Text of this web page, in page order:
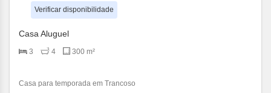
Verificar disponibilidade
Casa Aluguel
3 4 300 m²
Casa para temporada em Trancoso